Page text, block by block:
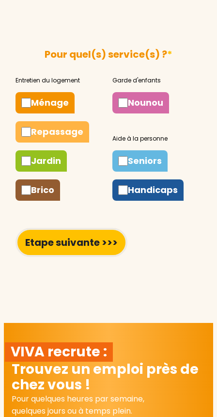
Pour quel(s) service(s) ?*
Ménage
Repassage
Jardin
Brico
Nounou
Seniors
Handicaps
VIVA recrute :
Trouvez un emploi près de
chez vous !
Pour quelques heures par semaine,
quelques jours ou à temps plein.